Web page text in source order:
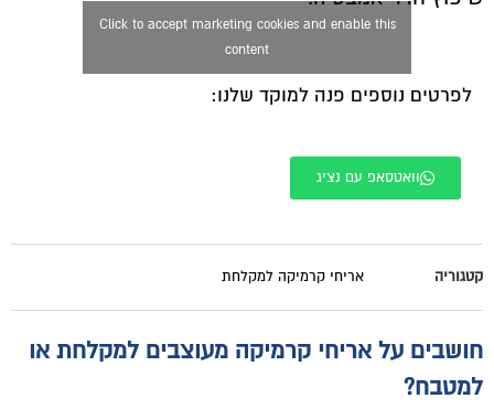
Click to accept marketing cookies and enable this
content
לפרטים נוספים פנה למוקד שלנו:
וואטסאפ עם נציג
קטגוריה אריחי קרמיקה למקלחת
חושבים על אריחי קרמיקה מעוצבים למקלחת או
למטבח?